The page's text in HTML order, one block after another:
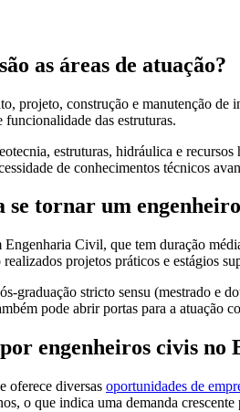
as áreas de atuação?
projeto, construção e manutenção
das estruturas.
estruturas, hidráulica e
de conhecimentos técnicos
se tornar um
Civil, que tem duração
projetos práticos e estágios
graduação stricto sensu (mestrado e
pode abrir portas para a atuação
engenheiros civis no
oferece diversas oportunidades de
o que indica uma demanda crescente